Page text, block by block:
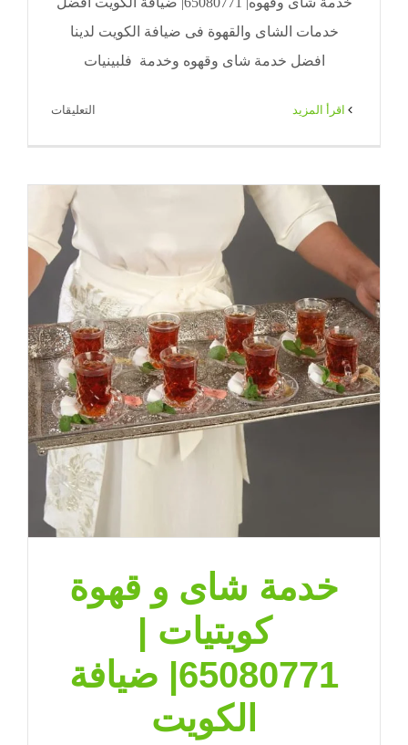
خدمات الشاى والقهوة فى ضيافة الكويت لدينا
افضل خدمة شاى وقهوه وخدمة فلبينيات
التعليقات
الكويت
مغلقة
خدمة شاى و قهوة
كويتيات |
65080771| ضيافة
الكويت